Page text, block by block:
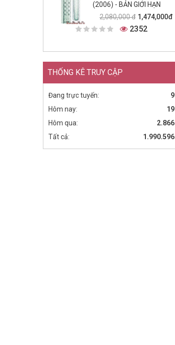
(2006) - BẢN GIỚI HẠN
2,080,000 đ 1,474,000đ
2352
THỐNG KÊ TRUY CẬP
Đang trực tuyến:
9
Hôm nay:
19
Hôm qua:
2.866
Tất cả:
1.990.596